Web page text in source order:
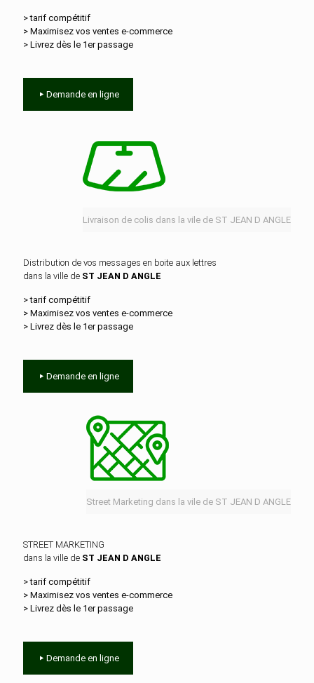
> tarif compétitif
> Maximisez vos ventes e‑commerce
> Livrez dès le 1er passage
Demande en ligne
Livraison de colis dans la vile de ST JEAN D ANGLE
Distribution de vos messages en boite aux lettres
dans la ville de ST JEAN D ANGLE
> tarif compétitif
> Maximisez vos ventes e‑commerce
> Livrez dès le 1er passage
Demande en ligne
Street Marketing dans la vile de ST JEAN D ANGLE
STREET MARKETING
dans la ville de ST JEAN D ANGLE
> tarif compétitif
> Maximisez vos ventes e‑commerce
> Livrez dès le 1er passage
Demande en ligne